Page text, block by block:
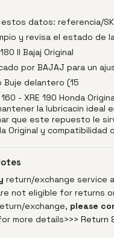
datos: referencia/
y revisa el estado de
II Bajaj Original
por BAJAJ para un
delantero (15
- XRE 190 Honda
la lubricacin ideal
que este repuesto le
Original y compatibilidad
return/exchange service
not eligible for returns
exchange, please
more details>>> Return